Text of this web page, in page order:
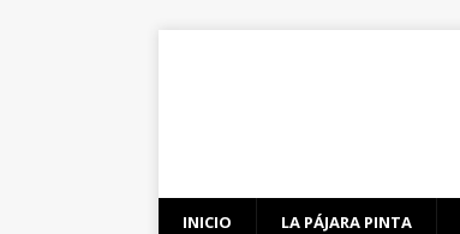
INICIO LA PÁJARA PINTA